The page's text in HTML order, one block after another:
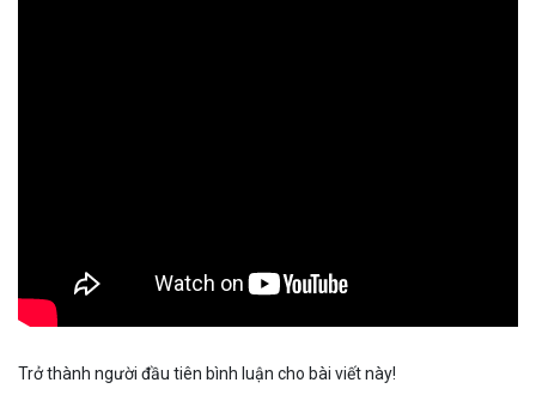
Trở thành người đầu tiên bình luận cho bài viết này!